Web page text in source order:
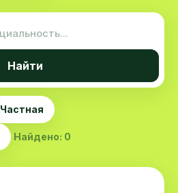
Найти
Частная
Найдено: 0